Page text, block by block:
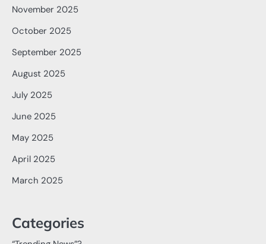
November 2025
October 2025
September 2025
August 2025
July 2025
June 2025
May 2025
April 2025
March 2025
Categories